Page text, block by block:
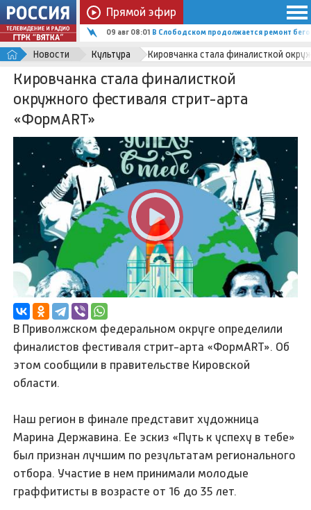
Прямой эфир
09 авг 08:01 В Слободском продолжается ремонт
Новости Культура Кировчанка стала финалисткой
Кировчанка стала финалисткой
окружного фестиваля стрит-арта
«ФормART»
В Приволжском федеральном округе определили
финалистов фестиваля стрит-арта «ФормART». Об
этом сообщили в правительстве Кировской
области.
Наш регион в финале представит художница
Марина Державина. Ее эскиз «Путь к успеху в тебе»
был признан лучшим по результатам регионального
отбора. Участие в нем принимали молодые
граффитисты в возрасте от 16 до 35 лет.